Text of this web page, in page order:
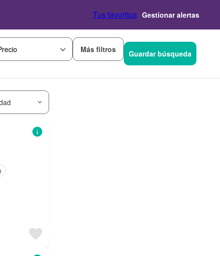
Tus favoritos Gestionar alertas
Más filtros Guardar búsqueda